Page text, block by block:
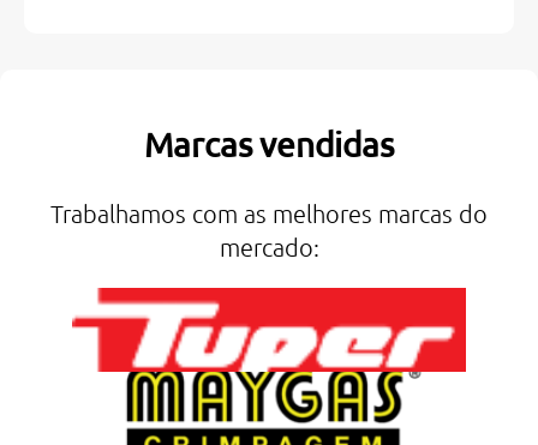
Marcas vendidas
Trabalhamos com as melhores marcas do
mercado: